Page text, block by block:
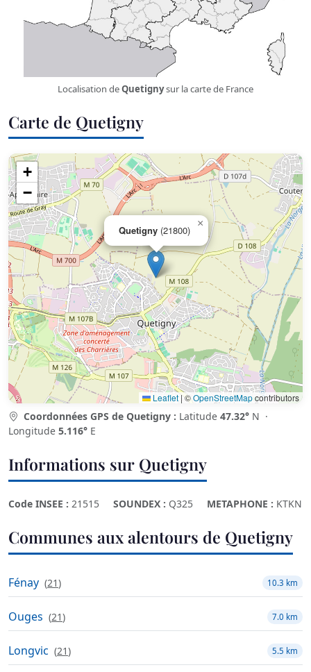
Localisation deQuetignysur la carte de France
Carte de Quetigny
Quetigny (21800)
×
+
−
Leaflet|©OpenStreetMapcontributors
Coordonnées GPS de Quetigny : Latitude 47.32° N ·
Longitude 5.116° E
Informations sur Quetigny
Code INSEE : 21515 SOUNDEX : Q325 METAPHONE : KTKN
Communes aux alentours de Quetigny
Fénay (21) 10.3 km
Ouges (21) 7.0 km
Longvic (21) 5.5 km